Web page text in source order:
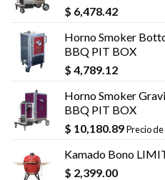
$ 6,478.42
Horno Smoker
BBQ PIT BOX
$ 4,789.12
Horno Smoker
BBQ PIT BOX
$ 10,180.89Precio
Kamado Bono
$ 2,399.00